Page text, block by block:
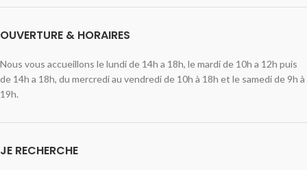
OUVERTURE & HORAIRES
Nous vous accueillons le lundi de 14h a 18h, le mardi de 10h a 12h puis
de 14h a 18h, du mercredi au vendredi de 10h à 18h et le samedi de 9h à
19h.
JE RECHERCHE